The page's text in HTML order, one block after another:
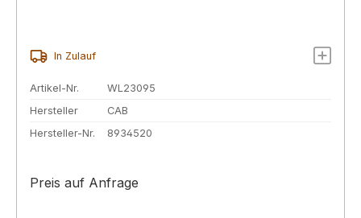
In Zulauf
Artikel-Nr.
WL23095
Hersteller
CAB
Hersteller-Nr.
8934520
Preis auf Anfrage